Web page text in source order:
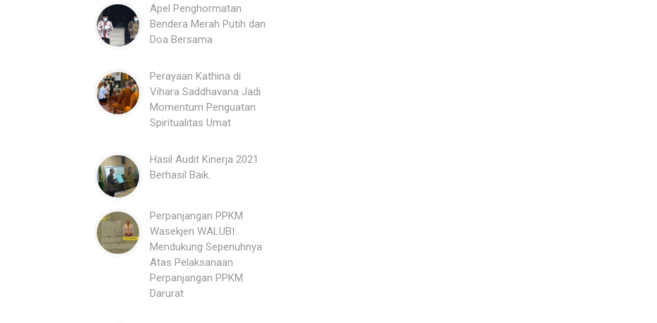
Apel Penghormatan
Bendera Merah Putih dan
Doa Bersama
Perayaan Kathina di
Vihara Saddhavana Jadi
Momentum Penguatan
Spiritualitas Umat
Hasil Audit Kinerja 2021
Berhasil Baik.
Perpanjangan PPKM
Wasekjen WALUBI:
Mendukung Sepenuhnya
Atas Pelaksanaan
Perpanjangan PPKM
Darurat